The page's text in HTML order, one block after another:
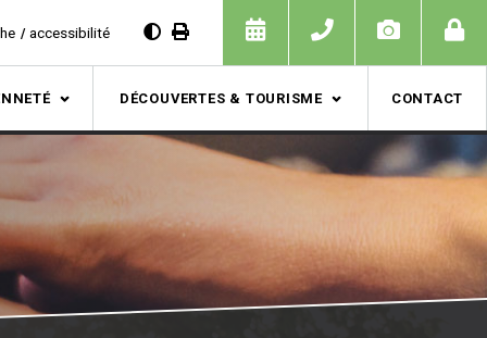
accessibilité
DÉCOUVERTES & TOURISME CONTACT